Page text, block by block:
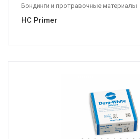
Бондинги и протравочные материалы
HC Primer